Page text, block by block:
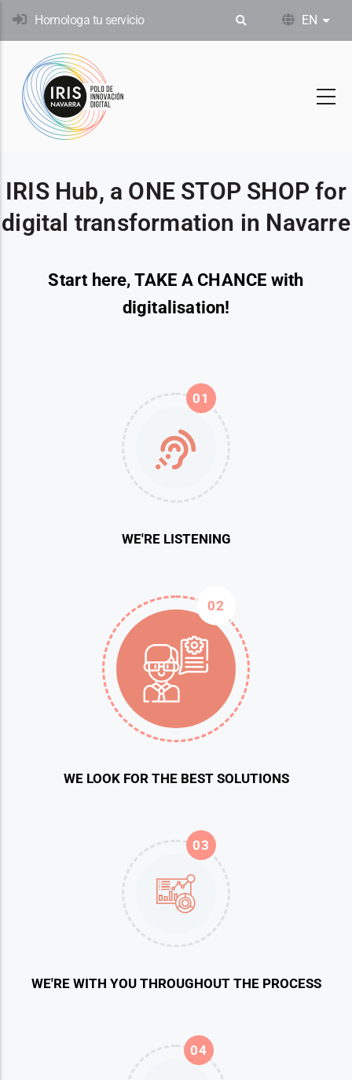
Skip
content
Homologa tu servicio EN List
IRIS Hub, a ONE STOP SHOP for
digital transformation in Navarre
Start here, TAKE A CHANCE with
digitalisation!
01
WE'RE LISTENING
02
WE LOOK FOR THE BEST SOLUTIONS
03
WE'RE WITH YOU THROUGHOUT THE PROCESS
04